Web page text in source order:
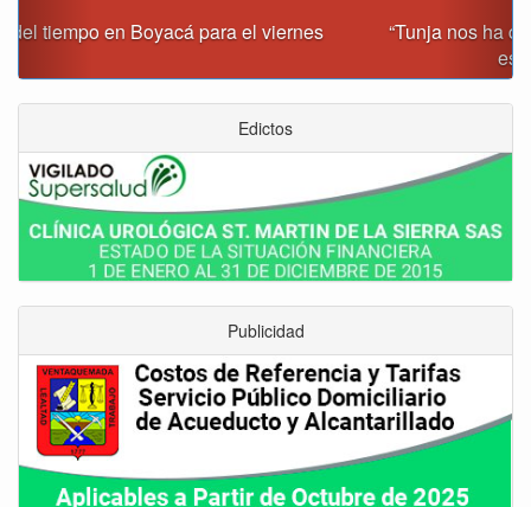
“Tunja nos ha dado demasiado y no podemos fallarle en
Edictos
Publicidad